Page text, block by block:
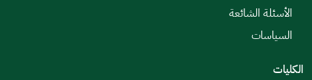
الأسئلة الشائعة
السياسات
الكليات